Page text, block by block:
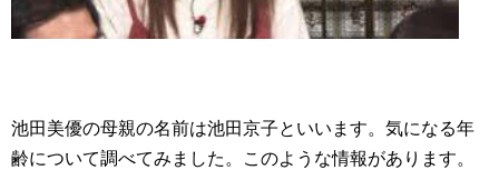
池田美優の母親の名前は池田京子といいます。気になる年
齢について調べてみました。このような情報があります。